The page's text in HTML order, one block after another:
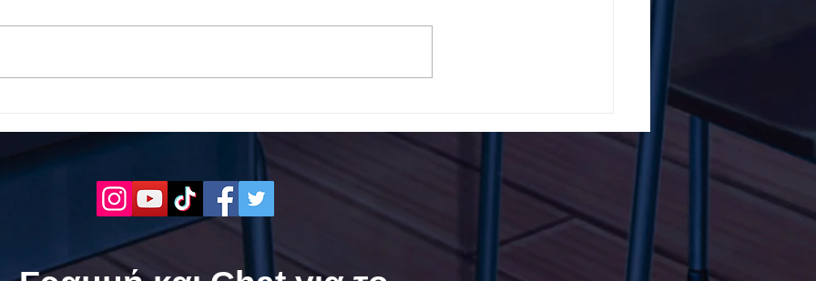
Τώρα. Με σύνθημα "Μίλα
Ελλάδας ενώνουν τις
δυνάμεις τους ενάντια στο
"Μίλα Τώρα" όλα τα σχολεία
της Ελλάδας ενώνουν τις
δυνάμεις τους ενάντια στο
Bullying